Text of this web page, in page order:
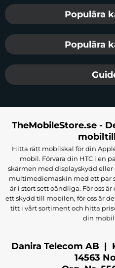
Populära
Populära
TheMobileStore.se -
Hitta rätt mobilskal för din
mobil. Förvara din HTC i en
skärmen med displayskydd
multimediemaskin med ett par
är i stort sett oändliga. För oss
ett skydd till mobilen, för oss är
titt i vårt sortiment och hitta
din
Danira Telecom AB |
14563